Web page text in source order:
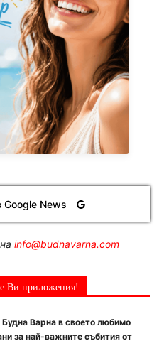
Google News
info@budnavarna.com
Ви приложения!
Варна в своето любимо
за най-важните събития от